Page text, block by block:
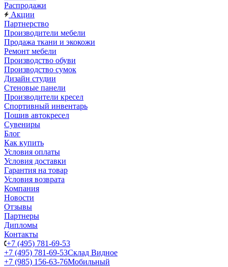
Распродажи
Акции
Партнерство
Производители мебели
Продажа ткани и экокожи
Ремонт мебели
Производство обуви
Производство сумок
Дизайн студии
Стеновые панели
Производители кресел
Спортивный инвентарь
Пошив автокресел
Сувениры
Блог
Как купить
Условия оплаты
Условия доставки
Гарантия на товар
Условия возврата
Компания
Новости
Отзывы
Партнеры
Дипломы
Контакты
+7 (495) 781-69-53
+7 (495) 781-69-53Склад Видное
+7 (985) 156-63-76Мобильный